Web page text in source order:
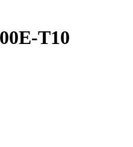
T10